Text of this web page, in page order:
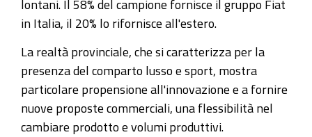
lontani. Il 58% del campione fornisce il gruppo Fiat
in Italia, il 20% lo rifornisce all'estero.
La realtà provinciale, che si caratterizza per la
presenza del comparto lusso e sport, mostra
particolare propensione all'innovazione e a fornire
nuove proposte commerciali, una flessibilità nel
cambiare prodotto e volumi produttivi.